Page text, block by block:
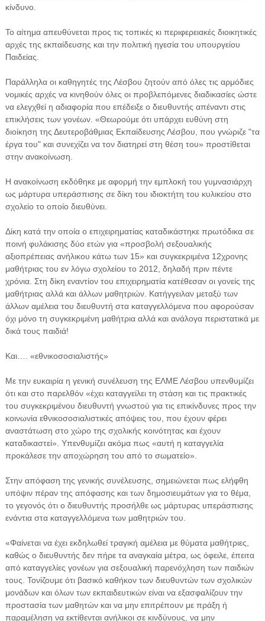
κίνδυνο.
Το αίτημα απευθύνεται προς τις τοπικές κι περιφερειακές διοικητικές
αρχές της εκπαίδευσης και την πολιτική ηγεσία του υπουργείου
Παιδείας.
Παράλληλα οι καθηγητές της Λέσβου ζητούν από όλες τις αρμόδιες
νομικές αρχές να κινηθούν όλες οι προβλεπόμενες διαδικασίες ώστε
να ελεγχθεί η αδιαφορία που επέδειξε ο διευθυντής απέναντι στις
επικλήσεις των γονέων. «Θεωρούμε ότι υπάρχει ευθύνη στη
διοίκηση της Δευτεροβάθμιας Εκπαίδευσης Λέσβου, που γνώριζε "τα
έργα του" και συνεχίζει να τον διατηρεί στη θέση του» προστίθεται
στην ανακοίνωση.
Η ανακοίνωση εκδόθηκε με αφορμή την εμπλοκή του γυμνασιάρχη
ως μάρτυρα υπεράσπισης σε δίκη του ιδιοκτήτη του κυλικείου στο
σχολείο το οποίο διευθύνει.
Δίκη κατά την οποία ο επιχειρηματίας καταδικάστηκε πρωτόδικα σε
ποινή φυλάκισης δύο ετών για «προσβολή σεξουαλικής
αξιοπρέπειας ανήλικου κάτω των 15» και συγκεκριμένα 12χρονης
μαθήτριας του εν λόγω σχολείου το 2012, δηλαδή πριν πέντε
χρόνια. Στη δίκη εναντίον του επιχειρηματία κατέθεσαν οι γονείς της
μαθήτριας αλλά και άλλων μαθητριών. Κατήγγειλαν μεταξύ των
άλλων αμέλεια του διευθυντή στα καταγγελλόμενα που αφορούσαν
όχι μόνο τη συγκεκριμένη μαθήτρια αλλά και ανάλογα περιστατικά με
δικά τους παιδιά!
Και…. «εθνικοσοσιαλιστής»
Με την ευκαιρία η γενική συνέλευση της ΕΛΜΕ Λέσβου υπενθυμίζει
ότι και στο παρελθόν «έχει καταγγείλει τη στάση και τις πρακτικές
του συγκεκριμένου διευθυντή γνωστού για τις επικίνδυνες προς την
κοινωνία εθνικοσοσιαλιστικές απόψεις του, που έχουν φέρει
αναστάτωση στο χώρο της σχολικής κοινότητας και έχουν
καταδικαστεί». Υπενθυμίζει ακόμα πως «αυτή η καταγγελία
προκάλεσε την αποχώρηση του από το σωματείο».
Στην απόφαση της γενικής συνέλευσης, σημειώνεται πως ελήφθη
υπόψιν πέραν της απόφασης και των δημοσιευμάτων για το θέμα,
το γεγονός ότι ο διευθυντής προσήλθε ως μάρτυρας υπεράσπισης
ενάντια στα καταγγελλόμενα των μαθητριών του.
«Φαίνεται να έχει εκδηλωθεί τραγική αμέλεια με θύματα μαθήτριες,
καθώς ο διευθυντής δεν πήρε τα αναγκαία μέτρα, ως όφειλε, έπειτα
από καταγγελίες γονέων για σεξουαλική παρενόχληση των παιδιών
τους. Τονίζουμε ότι βασικό καθήκον των διευθυντών των σχολικών
μονάδων και όλων των εκπαιδευτικών είναι να εξασφαλίζουν την
προστασία των μαθητών και να μην επιτρέπουν με πράξη ή
παραμέληση να εκτίθενται ανήλικοι σε κινδύνους, να μην